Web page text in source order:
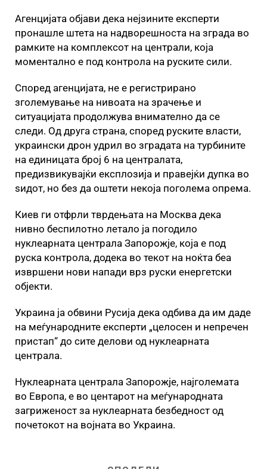
Агенцијата објави дека нејзините експерти
пронашле штета на надворешноста на зграда во
рамките на комплексот на централи, која
моментално е под контрола на руските сили.
Според агенцијата, не е регистрирано
зголемување на нивоата на зрачење и
ситуацијата продолжува внимателно да се
следи. Од друга страна, според руските власти,
украински дрон удрил во зградата на турбините
на единицата број 6 на централата,
предизвикувајќи експлозија и правејќи дупка во
ѕидот, но без да оштети некоја поголема опрема.
Киев ги отфрли тврдењата на Москва дека
нивно беспилотно летало ја погодило
нуклеарната централа Запорожје, која е под
руска контрола, додека во текот на ноќта беа
извршени нови напади врз руски енергетски
објекти.
Украина ја обвини Русија дека одбива да им даде
на меѓународните експерти „целосен и непречен
пристап“ до сите делови од нуклеарната
централа.
Нуклеарната централа Запорожје, најголемата
во Европа, е во центарот на меѓународната
загриженост за нуклеарната безбедност од
почетокот на војната во Украина.